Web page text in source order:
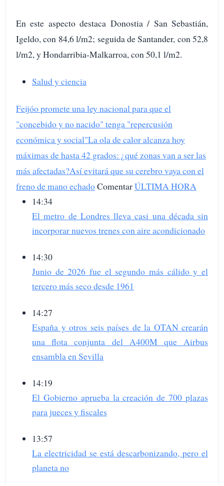
En este aspecto destaca Donostia / San Sebastián,
Igeldo, con 84,6 l/m2; seguida de Santander, con 52,8
l/m2, y Hondarribia-Malkarroa, con 50,1 l/m2.
Salud y ciencia
Feijóo promete una ley nacional para que el
"concebido y no nacido" tenga "repercusión
económica y social"La ola de calor alcanza hoy
máximas de hasta 42 grados: ¿qué zonas van a ser las
más afectadas?Así evitará que su cerebro vaya con el
freno de mano echadoComentarÚLTIMA HORA
14:34
El metro de Londres lleva casi una década sin
incorporar nuevos trenes con aire acondicionado
14:30
Junio de 2026 fue el segundo más cálido y el
tercero más seco desde 1961
14:27
España y otros seis países de la OTAN crearán
una flota conjunta del A400M que Airbus
ensambla en Sevilla
14:19
El Gobierno aprueba la creación de 700 plazas
para jueces y fiscales
13:57
La electricidad se está descarbonizando, pero el
planeta no